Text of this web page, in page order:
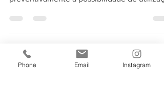
no RS a partir de 13/06
preventivamente a possibilidade de
do ambiente da...
Phone Email Instagram